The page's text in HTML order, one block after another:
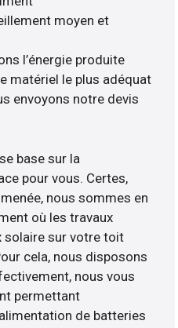
moyen et
l’énergie produite
matériel le plus adéquat
envoyons notre devis
base sur la
pour vous. Certes,
nous sommes en
où les travaux
solaire sur votre toit
cela, nous disposons
nous vous
permettant
de batteries